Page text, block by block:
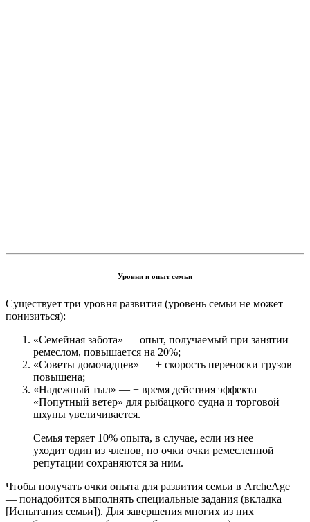
Уровни и опыт семьи
Существует три уровня развития (уровень семьи не может
понизиться):
«Семейная забота» — опыт, получаемый при занятии
ремеслом, повышается на 20%;
«Советы домочадцев» — + скорость переноски грузов
повышена;
«Надежный тыл» — + время действия эффекта
«Попутный ветер» для рыбацкого судна и торговой
шхуны увеличивается.
Семья теряет 10% опыта, в случае, если из нее
уходит один из членов, но очки очки ремесленной
репутации сохраняются за ним.
Чтобы получать очки опыта для развития семьи в ArcheAge
— понадобится выполнять специальные задания (вкладка
[Испытания семьи]). Для завершения многих из них